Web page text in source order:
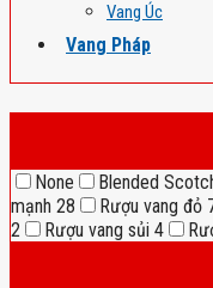
Vang Úc
Vang Pháp
None Blended
mạnh 28 Rượu vang đỏ
2
Rượu vang sủi 4